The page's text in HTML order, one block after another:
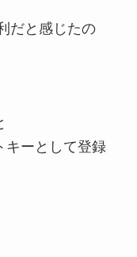
だと感じたの
キーとして登録